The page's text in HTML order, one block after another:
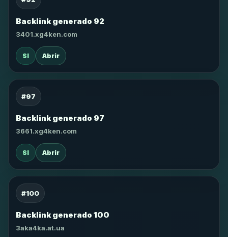
Backlink generado 92
3401.xg4ken.com
SI Abrir
#97
Backlink generado 97
3661.xg4ken.com
SI Abrir
#100
Backlink generado 100
3aka4ka.at.ua